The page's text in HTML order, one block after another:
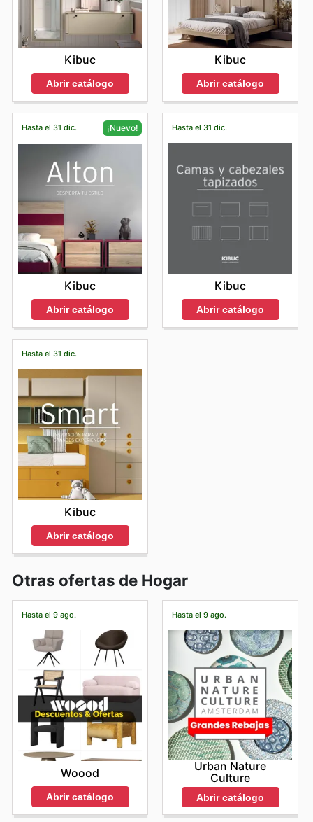
Kibuc
Abrir catálogo
Kibuc
Abrir catálogo
Hasta el 31 dic. ¡Nuevo!
Kibuc
Abrir catálogo
Hasta el 31 dic.
Kibuc
Abrir catálogo
Hasta el 31 dic.
Kibuc
Abrir catálogo
Otras ofertas de Hogar
Hasta el 9 ago.
Woood
Abrir catálogo
Hasta el 9 ago.
Urban Nature
Culture
Abrir catálogo